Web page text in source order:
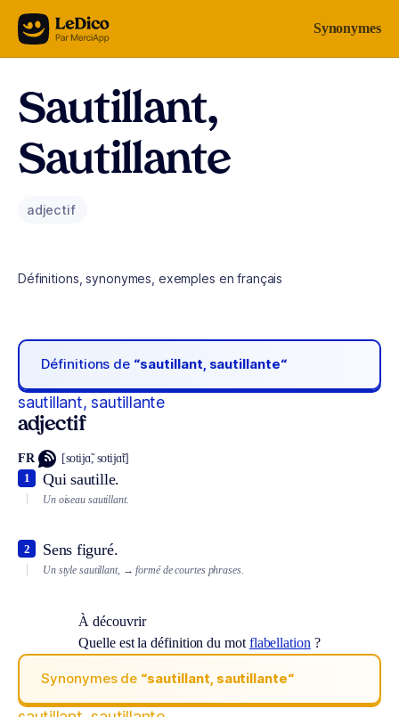
Aller au contenu Synonymes
Sautillant,
Sautillante
adjectif
Définitions, synonymes, exemples en français
Définitions de “sautillant, sautillante“
sautillant, sautillante
adjectif
FR [sotijɑ̃, sotijɑ̃t]
Qui sautille.
1
Un oiseau sautillant.
Sens figuré.
2
Un style sautillant, → formé de courtes phrases.
À découvrir
Quelle est la définition du mot flabellation ?
Synonymes de “sautillant, sautillante“